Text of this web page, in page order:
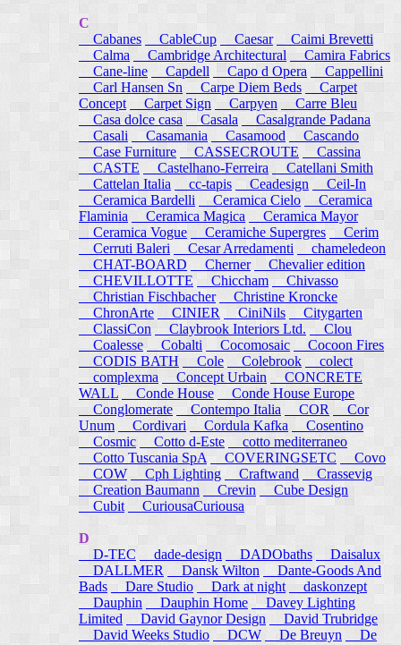
C
Cabanes
CableCup Caesar
Caimi Brevetti
Calma
Cambridge Architectural
Camira Fabrics
Cane-line
Capdell Capo d Opera
Cappellini
Carl Hansen Sn
Carpe Diem Beds
Carpet
Concept
Carpet Sign Carpyen
Carre Bleu
Casa dolce casa
Casala
Casalgrande Padana
Casali
Casamania Casamood
Cascando
Case Furniture
CASSECROUTE
Cassina
CASTE
Castelhano-Ferreira
Catellani Smith
Cattelan Italia
cc-tapis Ceadesign
Ceil-In
Ceramica Bardelli
Ceramica Cielo
Ceramica
Flaminia
Ceramica Magica
Ceramica Mayor
Ceramica Vogue
Ceramiche Supergres Cerim
Cerruti Baleri
Cesar Arredamenti
chameledeon
CHAT-BOARD
Cherner
Chevalier edition
CHEVILLOTTE
Chiccham
Chivasso
Christian Fischbacher
Christine Kroncke
ChronArte
CINIER CiniNils
Citygarten
ClassiCon
Claybrook Interiors Ltd.
Clou
Coalesse
Cobalti Cocomosaic
Cocoon Fires
CODIS BATH
Cole Colebrook
colect
complexma
Concept Urbain
CONCRETE
WALL
Conde House
Conde House Europe
Conglomerate
Contempo Italia COR
Cor
Unum
Cordivari Cordula Kafka
Cosentino
Cosmic
Cotto d-Este
cotto mediterraneo
Cotto Tuscania SpA
COVERINGSETC
Covo
COW
Cph Lighting Craftwand
Crassevig
Creation Baumann
Crevin
Cube Design
Cubit
CuriousaCuriousa
D
D-TEC
dade-design DADObaths
Daisalux
DALLMER
Dansk Wilton
Dante-Goods And
Bads
Dare Studio Dark at night
daskonzept
Dauphin
Dauphin Home
Davey Lighting
Limited
David Gaynor Design
David Trubridge
David Weeks Studio
DCW De Breuyn
De